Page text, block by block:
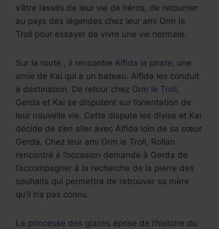
s’être lassés de leur vie de héros, de retourner
au pays des légendes chez leur ami Orm le
Troll pour essayer de vivre une vie normale.
Sur la route , il rencontre Alfida la pirate, une
amie de Kai qui a un bateau. Alfida les conduit
à destination. De retour chez Orm le Troll,
Gerda et Kai se disputent sur l’orientation de
leur nouvelle vie. Cette dispute les divise et Kai
décide de s’en aller avec Alfida loin de sa sœur
Gerda. Chez leur ami Orm le Troll, Rollan
rencontré à l’occasion demande à Gerda de
l’accompagner à la recherche de la pierre des
souhaits qui permettra de retrouver sa mère
qu’il n’a pas connu.
La princesse des glaces éprise de l’histoire du